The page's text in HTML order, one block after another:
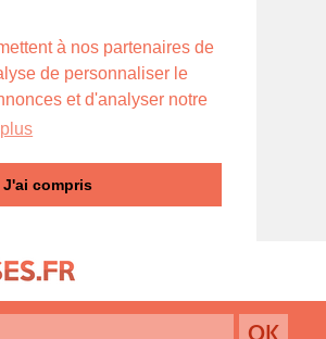
à nos partenaires de
de personnaliser le
et d'analyser notre
J'ai compris